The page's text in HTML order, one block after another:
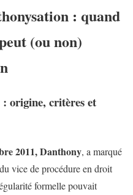
: quand
(ou non)
origine, critères et
2011, Danthony, a marqué
vice de procédure en droit
formelle pouvait